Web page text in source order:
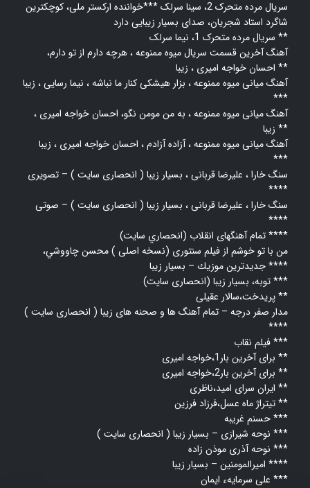
سریال مرده متحرک 2، سینا سرلک ***خواننده ارکستر ملی، کوچکترین
شاگرد استاد شجریان، صدای بسیار زیبایی دارد
سریال مرده متحرک 1، نیما سرلک **
آهنگ آخرین قسمت سریال میوه ممنوعه ، هرچه دارم از تو دارم،
احسان خواجه امیری ، زیبا **
آهنگ میانی میوه ممنوعه ، بزار هیشکی کنار ما نباشه ، نیما رسایی ، زیبا
***
آهنگ میانی میوه ممنوعه ، به من مومن نگو، احسان خواجه امیری ،
زیبا **
آهنگ میانی میوه ممنوعه ، آزاده آزادم ، احسان خواجه امیری ، زیبا
***
سنگ خارا ، علیرضا قربانی ، بسیار زیبا ( انحصاری سایت ) – تصویری
****
سنگ خارا ، علیرضا قربانی ، بسیار زیبا ( انحصاری سایت ) – صوتی
****
تمام آهنگهای انقلاب (انحصاري سايت) ****
من با تو خوشم از فیلم سنتوری (نسخه اصلی ) محسن چاووشي،
جديدترين موزيك – بسيار زيبا ****
توبه، بسیار زیبا (انحصاری سایت) ***
پریدخت،سالار عقیلی **
مدار صفر درجه – تمام آهنگ ها و صحنه های زیبا ( انحصاری سایت )
****
فیلم نقاب ***
برای آخرین بار1،خواجه امیری **
برای آخرین بار2،خواجه امیری **
ایران سرای امید،ناظری **
تیتراژ ماه عسل،فرزاد فرزین **
حسنم غریبه ***
نوحه شیرازی – بسیار زیبا ( انحصاری سایت ) ***
نوحه آذری موذن زاده ***
امیرالمومنین – بسيار زيبا ****
علی سرمایهء ایمان ***